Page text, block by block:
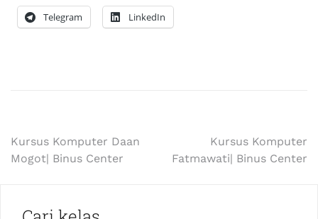
Telegram LinkedIn
Kursus Komputer Daan
Mogot| Binus Center
Kursus Komputer
Fatmawati| Binus Center